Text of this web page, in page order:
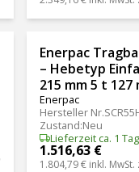
Enerpac
– Hebetyp
215 mm 5 t 127
Enerpac
Hersteller Nr.
Zustand:Neu
Lieferzeit ca. 1 Tag
1.516,63 €
1.804,79 € inkl. MwSt.